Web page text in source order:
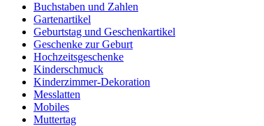
Buchstaben und Zahlen
Gartenartikel
Geburtstag und Geschenkartikel
Geschenke zur Geburt
Hochzeitsgeschenke
Kinderschmuck
Kinderzimmer-Dekoration
Messlatten
Mobiles
Muttertag